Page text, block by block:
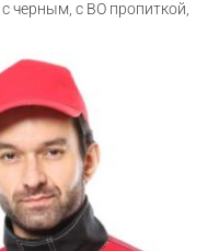
черным, с ВО пропиткой,